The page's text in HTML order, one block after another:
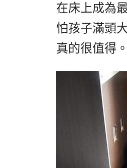
在床上成為
怕孩子滿頭
真的很值得。